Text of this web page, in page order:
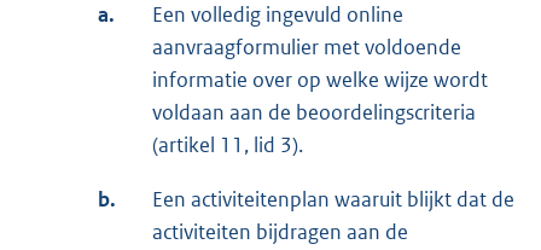
a.
Een volledig ingevuld online
aanvraagformulier met voldoende
informatie over op welke wijze wordt
voldaan aan de beoordelingscriteria
(artikel 11, lid 3).
b.
Een activiteitenplan waaruit blijkt dat de
activiteiten bijdragen aan de